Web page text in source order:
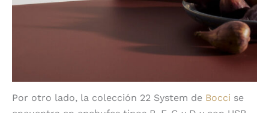
Por otro lado, la colección 22 System de Bocci se